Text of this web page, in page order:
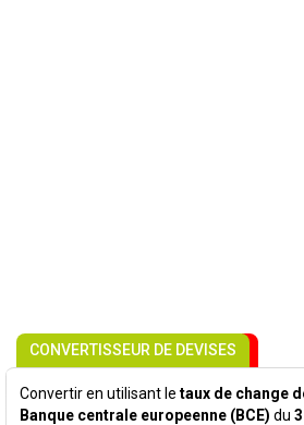
CONVERTISSEUR DE DEVISES
Convertir en utilisant le taux de change
Banque centrale europeenne (BCE) du